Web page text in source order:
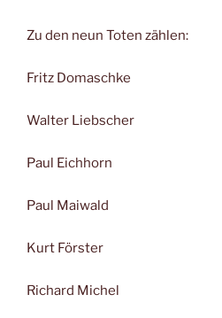
Zu den neun Toten zählen:
Fritz Domaschke
Walter Liebscher
Paul Eichhorn
Paul Maiwald
Kurt Förster
Richard Michel